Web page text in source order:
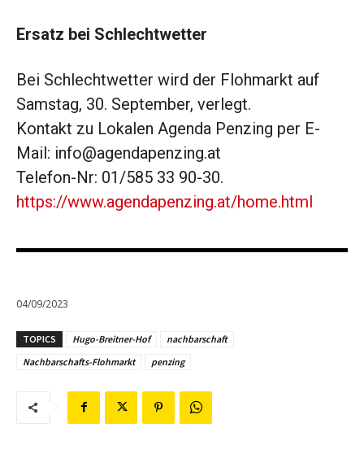
Ersatz bei Schlechtwetter
Bei Schlechtwetter wird der Flohmarkt auf
Samstag, 30. September, verlegt.
Kontakt zu Lokalen Agenda Penzing per ­E-
Mail: info@agendapenzing.at
Telefon-Nr: 01/585 33 90-30.
https://www.agendapenzing.at/home.html
04/09/2023
TOPICS Hugo-Breitner-Hof
nachbarschaft
Nachbarschafts-Flohmarkt
penzing